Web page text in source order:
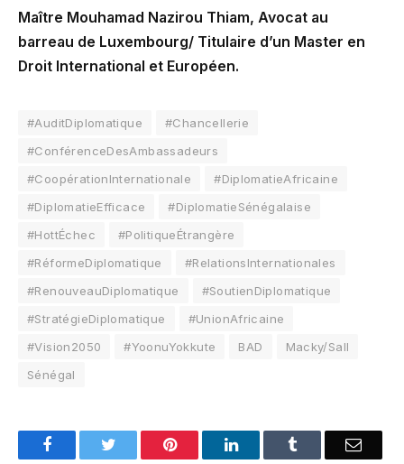
Maître Mouhamad Nazirou Thiam, Avocat au
barreau de Luxembourg/ Titulaire d’un Master en
Droit International et Européen.
#AuditDiplomatique
#Chancellerie
#ConférenceDesAmbassadeurs
#CoopérationInternationale
#DiplomatieAfricaine
#DiplomatieEfficace
#DiplomatieSénégalaise
#HottÉchec
#PolitiqueÉtrangère
#RéformeDiplomatique
#RelationsInternationales
#RenouveauDiplomatique
#SoutienDiplomatique
#StratégieDiplomatique
#UnionAfricaine
#Vision2050
#YoonuYokkute BAD
Macky/Sall
Sénégal
FacebookTwitter Pinterest LinkedInTumblr Email